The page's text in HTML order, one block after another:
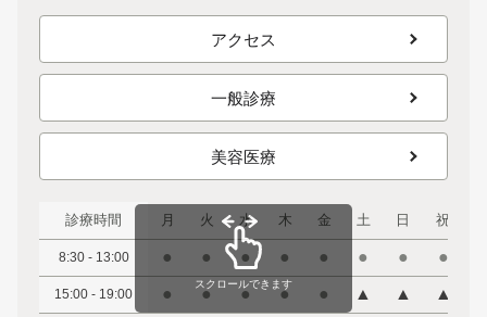
アクセス
一般診療
美容医療
診療時間 月 火 水 木 金 土 日 祝
8:30 - 13:00 ● ● ● ● ● ● ● ●
15:00 - 19:00 ● ● ● ● ● ▲ ▲ ▲
スクロールできます